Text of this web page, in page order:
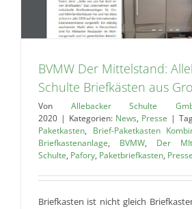
BVMW Der Mittelstand:
Schulte Briefkästen aus
Von Allebacker Schulte
2020 | Kategorien: News, Presse |
Paketkasten, Brief-Paketkasten
Briefkastenanlage, BVMW, Der
Schulte, Pafory, Paketbriefkasten, Presse
Briefkasten ist nicht gleich